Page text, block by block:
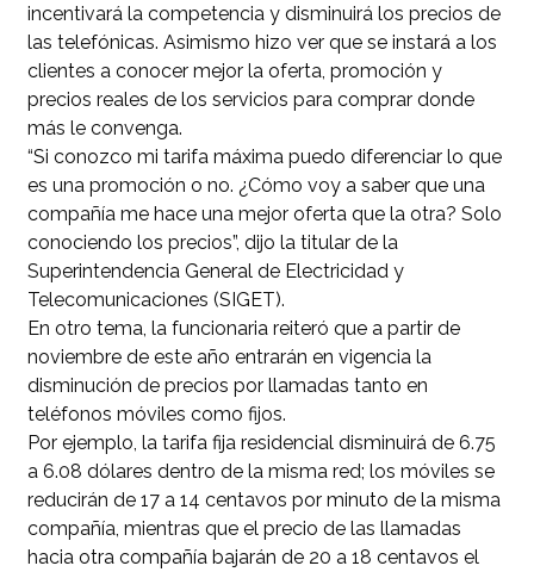
incentivará la competencia y disminuirá los precios de
las telefónicas. Asimismo hizo ver que se instará a los
clientes a conocer mejor la oferta, promoción y
precios reales de los servicios para comprar donde
más le convenga.
“Si conozco mi tarifa máxima puedo diferenciar lo que
es una promoción o no. ¿Cómo voy a saber que una
compañía me hace una mejor oferta que la otra? Solo
conociendo los precios”, dijo la titular de la
Superintendencia General de Electricidad y
Telecomunicaciones (SIGET).
En otro tema, la funcionaria reiteró que a partir de
noviembre de este año entrarán en vigencia la
disminución de precios por llamadas tanto en
teléfonos móviles como fijos.
Por ejemplo, la tarifa fija residencial disminuirá de 6.75
a 6.08 dólares dentro de la misma red; los móviles se
reducirán de 17 a 14 centavos por minuto de la misma
compañía, mientras que el precio de las llamadas
hacia otra compañía bajarán de 20 a 18 centavos el